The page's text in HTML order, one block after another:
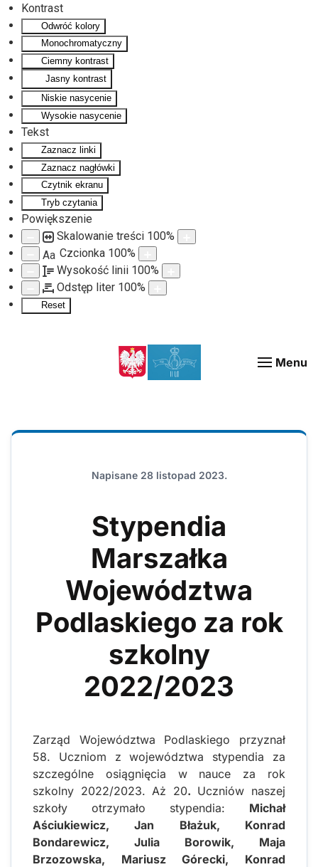
Kontrast
Odwróć kolory
Monochromatyczny
Ciemny kontrast
Jasny kontrast
Niskie nasycenie
Wysokie nasycenie
Tekst
Zaznacz linki
Zaznacz nagłówki
Czytnik ekranu
Tryb czytania
Powiększenie
Skalowanie treści 100%
Aa Czcionka 100%
Wysokość linii 100%
Odstęp liter 100%
Reset
Menu
Napisane 28 listopad 2023.
Stypendia
Marszałka
Województwa
Podlaskiego za rok
szkolny
2022/2023
Zarząd Województwa Podlaskiego przyznał
58. Uczniom z województwa stypendia za
szczególne osiągnięcia w nauce za rok
szkolny 2022/2023. Aż 20. Uczniów naszej
szkoły otrzymało stypendia: Michał
Aściukiewicz, Jan Błażuk, Konrad
Bondarewicz, Julia Borowik, Maja
Brzozowska, Mariusz Górecki, Konrad